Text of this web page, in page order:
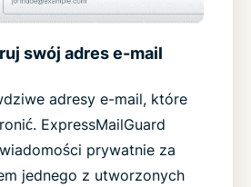
swój adres e-mail
adresy e-mail, które
ExpressMailGuard
prywatnie za
jednego z utworzonych